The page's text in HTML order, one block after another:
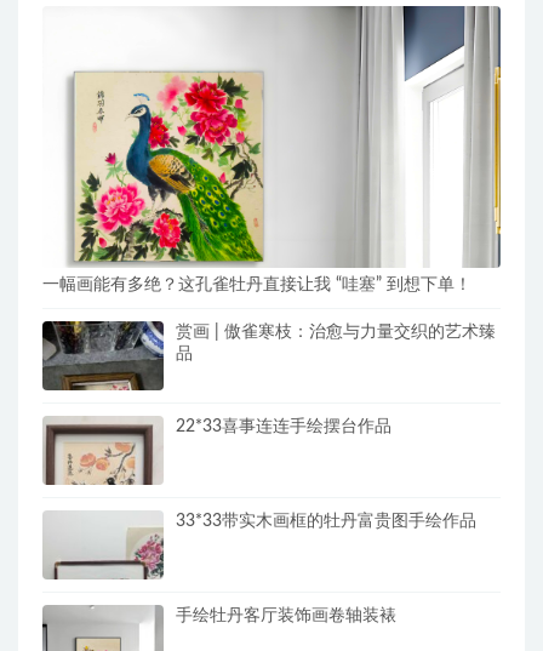
一幅画能有多绝？这孔雀牡丹直接让我 “哇塞” 到想下单！
赏画 | 傲雀寒枝：治愈与力量交织的艺术臻
品
22*33喜事连连手绘摆台作品
33*33带实木画框的牡丹富贵图手绘作品
手绘牡丹客厅装饰画卷轴装裱